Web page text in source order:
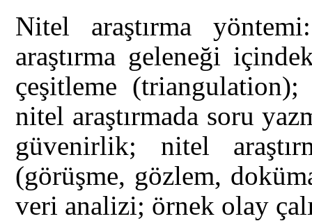
Nitel araştırma
araştırma geleneği
çeşitleme (triangulation);
nitel araştırmada soru
güvenirlik; nitel
(görüşme, gözlem,
veri analizi; örnek olay